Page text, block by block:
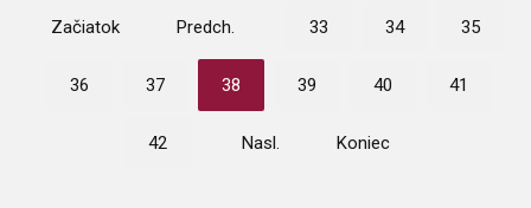
Začiatok Predch. 33 34 35
36 37 38 39 40 41
42 Nasl. Koniec